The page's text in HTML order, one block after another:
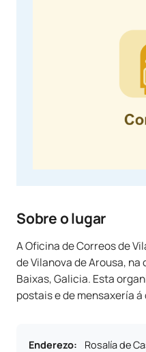
Sobre o lugar
A Oficina de Correos de
de Vilanova de Arousa, na
Baixas, Galicia. Esta
postais e de mensaxería
Enderezo:
Rosalía de